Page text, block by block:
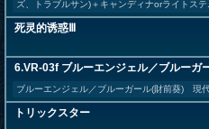
ズ、トラブルサン)＋キャンディナorライトステ
死灵的诱惑Ⅲ
6.VR-03f ブルーエンジェル／ブルーガ
ブルーエンジェル／ブルーガール(財前葵) 現
トリックスター